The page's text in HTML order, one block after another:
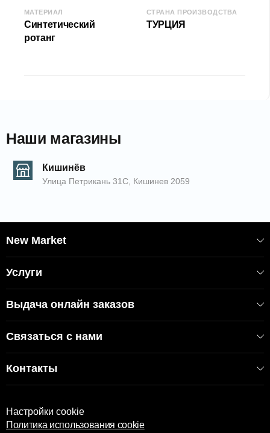
МАТЕРИАЛ
Синтетический
ротанг
СТРАНА ПРОИЗВОДСТВА
ТУРЦИЯ
Наши магазины
Кишинёв
Улица Петрикань 31С, Кишинев 2059
New Market
Услуги
Выдача онлайн заказов
Связаться с нами
Контакты
Настройки cookie
Политика использования cookie